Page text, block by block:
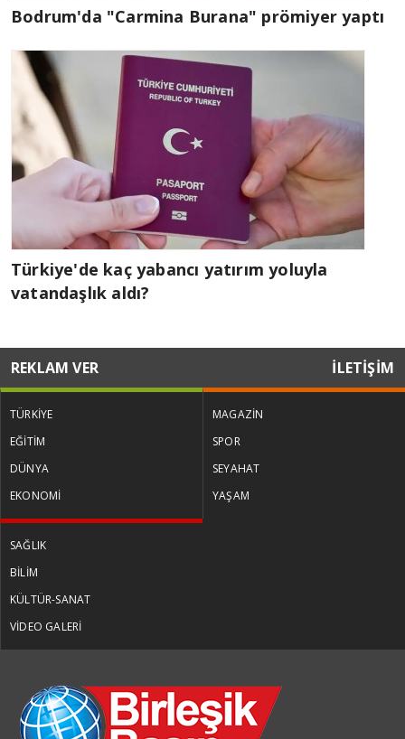
Bodrum'da "Carmina Burana" prömiyer yaptı
Türkiye'de kaç yabancı yatırım yoluyla
vatandaşlık aldı?
REKLAM VER İLETİŞİM
TÜRKİYE
EĞİTİM
DÜNYA
EKONOMİ
MAGAZİN
SPOR
SEYAHAT
YAŞAM
SAĞLIK
BİLİM
KÜLTÜR-SANAT
VİDEO GALERİ